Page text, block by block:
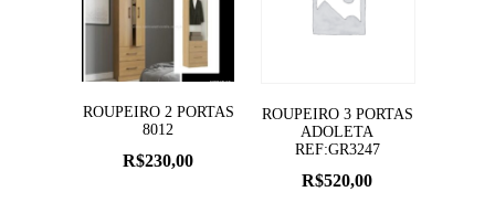
ROUPEIRO 2 PORTAS
8012
R$230,00
ROUPEIRO 3 PORTAS
ADOLETA
REF:GR3247
R$520,00